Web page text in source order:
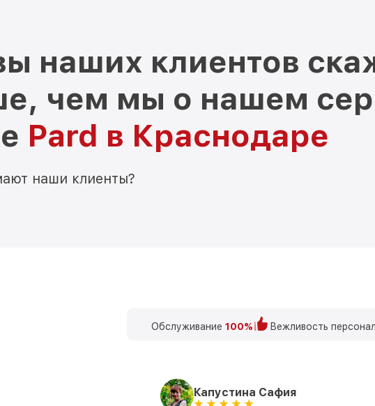
наших клиентов
чем мы о нашем
Pard в Краснодаре
наши клиенты?
Обслуживание 100% Вежливость
Капустина Сафия